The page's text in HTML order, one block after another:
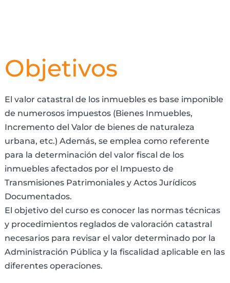
Objetivos
El valor catastral de los inmuebles es base imponible
de numerosos impuestos (Bienes Inmuebles,
Incremento del Valor de bienes de naturaleza
urbana, etc.) Además, se emplea como referente
para la determinación del valor fiscal de los
inmuebles afectados por el Impuesto de
Transmisiones Patrimoniales y Actos Jurídicos
Documentados.
El objetivo del curso es conocer las normas técnicas
y procedimientos reglados de valoración catastral
necesarios para revisar el valor determinado por la
Administración Pública y la fiscalidad aplicable en las
diferentes operaciones.